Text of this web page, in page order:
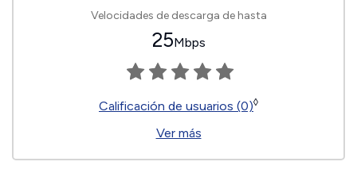
Velocidades de descarga de hasta
25Mbps
Calificación de usuarios (0)◊
Ver más